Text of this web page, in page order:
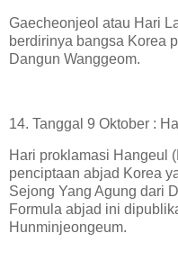
Gaecheonjeol atau Hari
berdirinya bangsa Korea
Dangun Wanggeom.
14. Tanggal 9 Oktober :
Hari proklamasi Hangeul
penciptaan abjad Korea
Sejong Yang Agung dari
Formula abjad ini
Hunminjeongeum.